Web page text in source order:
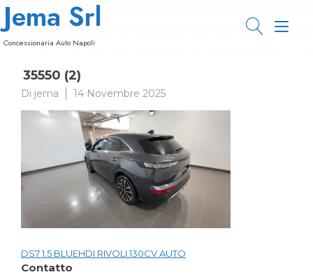
Passa
contenuto
Jema Srl
Concessionaria Auto Napoli
35550 (2)
Di jema 14 Novembre 2025
Navigazione
DS7 1.5 BLUEHDI RIVOLI 130CV AUTO
Contatto